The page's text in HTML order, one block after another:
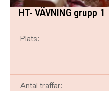
HT- VÄVNING grupp 1
Plats:
Antal träffar: